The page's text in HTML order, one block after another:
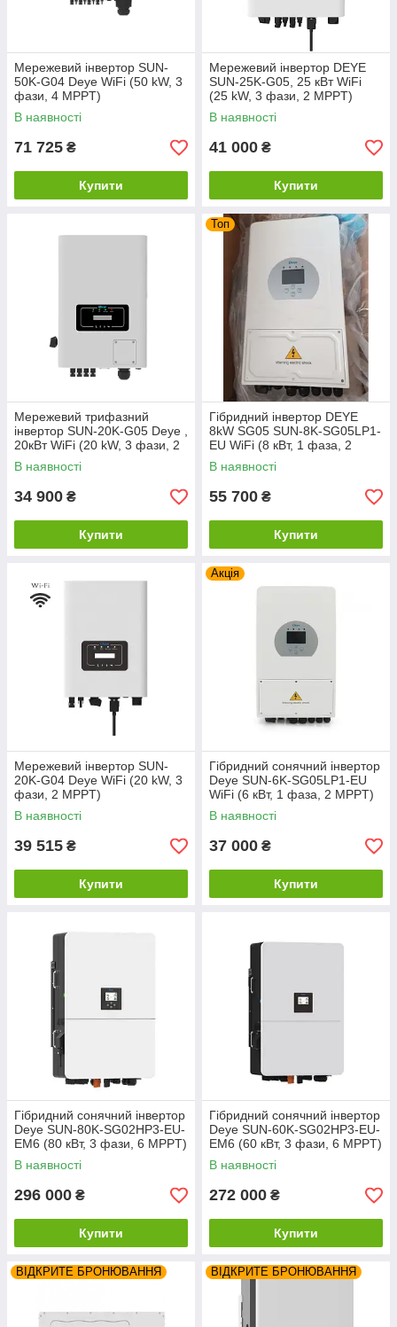
Мережевий інвертор SUN-
50K-G04 Deye WiFi (50 kW, 3
фази, 4 MPPT)
В наявності
71 725 ₴
Купити
Мережевий інвертор DEYE
SUN-25K-G05, 25 кВт WiFi
(25 kW, 3 фази, 2 MPPT)
В наявності
41 000 ₴
Купити
Мережевий трифазний
інвертор SUN-20K-G05 Deye ,
20кВт WiFi (20 kW, 3 фази, 2
MPPT)
В наявності
34 900 ₴
Купити
Топ
Гібридний інвертор DEYE
8kW SG05 SUN-8K-SG05LP1-
EU WiFi (8 кВт, 1 фаза, 2
MPPT)
В наявності
55 700 ₴
Купити
Мережевий інвертор SUN-
20K-G04 Deye WiFi (20 kW, 3
фази, 2 MPPT)
В наявності
39 515 ₴
Купити
Акція
Гібридний сонячний інвертор
Deye SUN-6K-SG05LP1-EU
WiFi (6 кВт, 1 фаза, 2 MPPT)
В наявності
37 000 ₴
Купити
Гібридний сонячний інвертор
Deye SUN-80K-SG02HP3-EU-
EM6 (80 кВт, 3 фази, 6 MPPT)
В наявності
296 000 ₴
Купити
Гібридний сонячний інвертор
Deye SUN-60K-SG02HP3-EU-
EM6 (60 кВт, 3 фази, 6 MPPT)
В наявності
272 000 ₴
Купити
ВІДКРИТЕ БРОНЮВАННЯ ВІДКРИТЕ БРОНЮВАННЯ